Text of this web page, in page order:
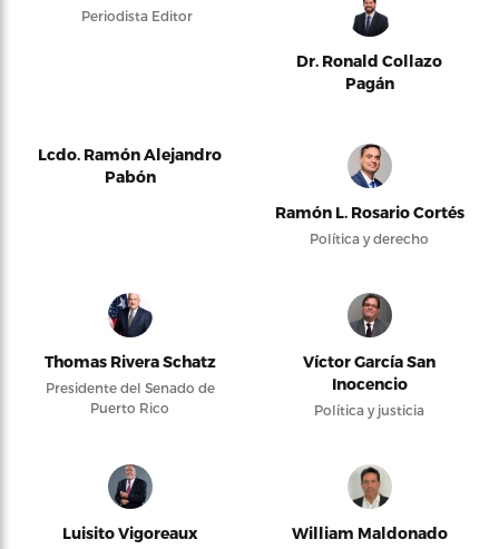
Periodista Editor
Dr. Ronald Collazo
Pagán
Lcdo. Ramón Alejandro
Pabón
Ramón L. Rosario Cortés
Política y derecho
Thomas Rivera Schatz
Presidente del Senado de
Puerto Rico
Víctor García San
Inocencio
Política y justicia
Luisito Vigoreaux William Maldonado